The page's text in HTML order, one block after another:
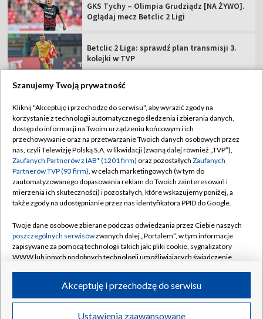
GKS Tychy – Olimpia Grudziądz [NA ŻYWO].
Oglądaj mecz Betclic 2 Ligi
Betclic 2 Liga: sprawdź plan transmisji 3.
kolejki w TVP
TVP
Abonament TVP
Sklep TVP
Biuro Reklamy
Oferta Handlowa
Emisja w TVP
Rada Programowa
Ogłoszenia przetargowe
Akademia Telewizyjna
Regulamin TVP
Polityka prywatności
Moje zgody
Biuro reklamy
Kanały
©2026 Telewizja Polska Spółka Akcyjna w likwidacji
Szanujemy Twoją prywatność
Kliknij "Akceptuję i przechodzę do serwisu", aby wyrazić zgody na
korzystanie z technologii automatycznego śledzenia i zbierania danych,
dostęp do informacji na Twoim urządzeniu końcowym i ich
przechowywanie oraz na przetwarzanie Twoich danych osobowych przez
nas, czyli Telewizję Polską S.A. w likwidacji (zwaną dalej również „TVP”),
Zaufanych Partnerów z IAB* (1201 firm) oraz pozostałych Zaufanych
Partnerów TVP (93 firm), w celach marketingowych (w tym do
zautomatyzowanego dopasowania reklam do Twoich zainteresowań i
mierzenia ich skuteczności) i pozostałych, które wskazujemy poniżej, a
także zgody na udostępnianie przez nas identyfikatora PPID do Google.
Twoje dane osobowe zbierane podczas odwiedzania przez Ciebie naszych
poszczególnych serwisówzwanych dalej „Portalem”, w tym informacje
zapisywane za pomocą technologii takich jak: pliki cookie, sygnalizatory
WWW lub innych podobnych technologii umożliwiających świadczenie
ruchu w Internecie.
Twoje dane osobowe zbierane podczas odwiedzania przez Ciebie
Ustawienia zaawansowane
Akceptuję i przechodzę do serwisu